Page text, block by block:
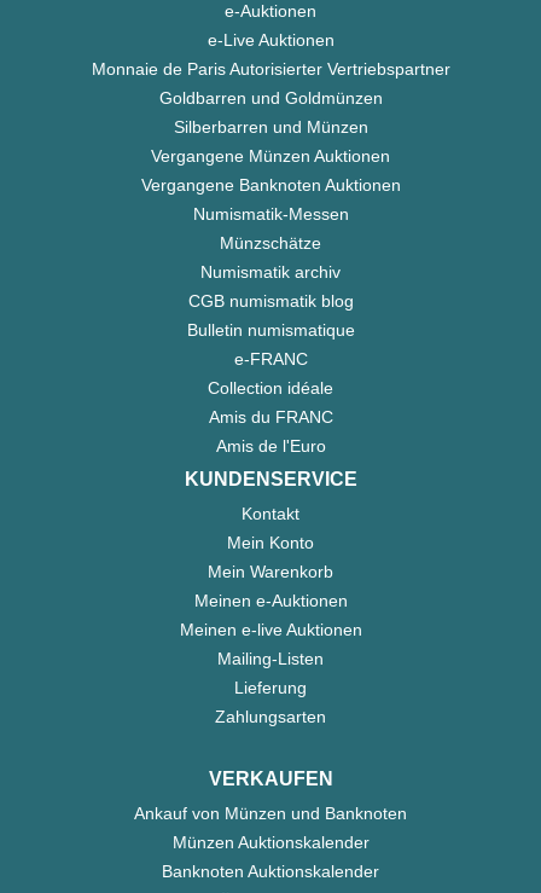
e-Auktionen
e-Live Auktionen
Monnaie de Paris Autorisierter Vertriebspartner
Goldbarren und Goldmünzen
Silberbarren und Münzen
Vergangene Münzen Auktionen
Vergangene Banknoten Auktionen
Numismatik-Messen
Münzschätze
Numismatik archiv
CGB numismatik blog
Bulletin numismatique
e-FRANC
Collection idéale
Amis du FRANC
Amis de l'Euro
KUNDENSERVICE
Kontakt
Mein Konto
Mein Warenkorb
Meinen e-Auktionen
Meinen e-live Auktionen
Mailing-Listen
Lieferung
Zahlungsarten
VERKAUFEN
Ankauf von Münzen und Banknoten
Münzen Auktionskalender
Banknoten Auktionskalender